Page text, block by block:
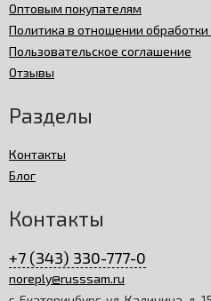
Оптовым покупателям
Политика в отношении
Пользовательское соглашение
Отзывы
Разделы
Контакты
Блог
Контакты
+7 (343) 330-777-0
noreply@russsam.ru